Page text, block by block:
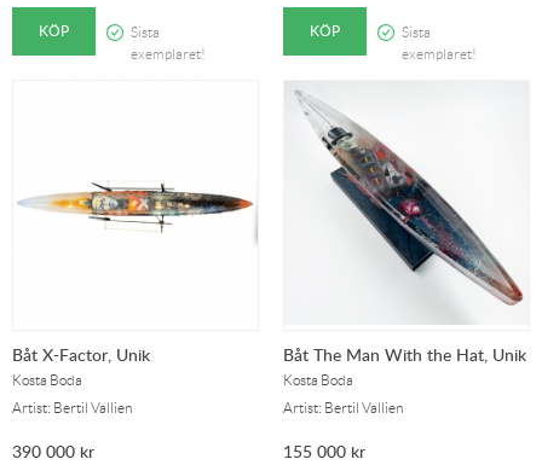
KÖP
Sista
exemplaret!
KÖP
Sista
exemplaret!
Båt X-Factor, Unik
Kosta Boda
Artist: Bertil Vallien
390 000 kr
Båt The Man With the Hat, Unik
Kosta Boda
Artist: Bertil Vallien
155 000 kr